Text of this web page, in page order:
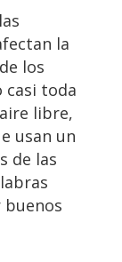
la
los
casi toda
libre,
usan un
de las